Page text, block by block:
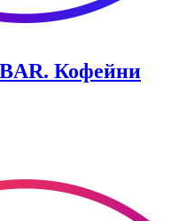
Кофейни